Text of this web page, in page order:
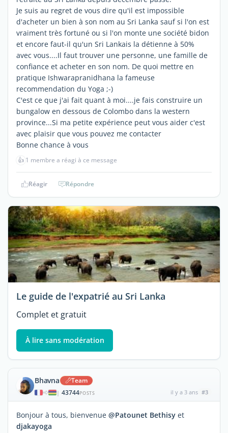
Je suis au regret de vous dire qu'il est impossible
d'acheter un bien à son nom au Sri Lanka sauf si l'on est
vraiment très fortuné ou si l'on monte une société bidon
et encore faut-il qu'un Sri Lankais la détienne à 50%
avec vous....Il faut trouver une personne, une famille de
confiance et acheter en son nom. De quoi mettre en
pratique Ishwarapranidhana la fameuse
recommendation du Yoga ;-)
C'est ce que j'ai fait quant à moi....je fais construire un
bungalow en dessous de Colombo dans la western
province...Si ma petite expérience peut vous aider c'est
avec plaisir que vous pouvez me contacter
Bonne chance à vous
👍 1 membre a réagi à ce message
Réagir Répondre
Le guide de l'expatrié au Sri Lanka
Complet et gratuit
À lire sans modération
Bhavna Team
| 43744POSTS il y a 3 ans #3
Bonjour à tous, bienvenue @Patounet Bethisy et
djakayoga